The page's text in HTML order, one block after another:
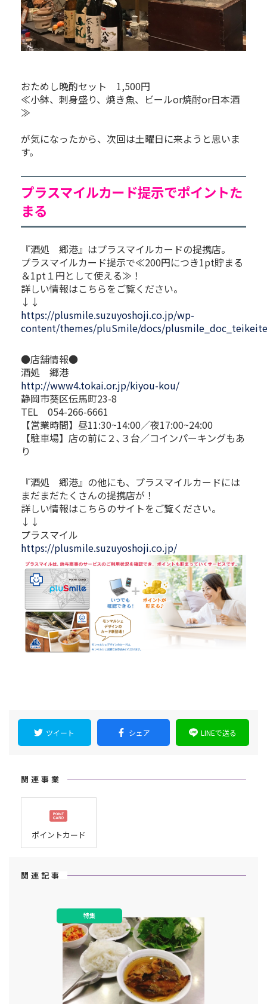
おためし晩酌セット 1,500円
≪小鉢、刺身盛り、焼き魚、ビールor焼酎or日本酒
≫
が気になったから、次回は土曜日に来ようと思いま
す。
プラスマイルカード提示でポイントた
まる
『酒処 郷港』はプラスマイルカードの提携店。
プラスマイルカード提示で≪200円につき1pt貯まる
＆1pt１円として使える≫！
詳しい情報はこちらをご覧ください。
↓↓
https://plusmile.suzuyoshoji.co.jp/wp-
content/themes/pluSmile/docs/
●店舗情報●
酒処 郷港
http://www4.tokai.or.jp/kiyou-kou/
静岡市葵区伝馬町23-8
TEL 054-266-6661
【営業時間】昼11:30~14:00／夜17:00~24:00
【駐車場】店の前に２､３台／コインパーキングもあ
り
『酒処 郷港』の他にも、プラスマイルカードには
まだまだたくさんの提携店が！
詳しい情報はこちらのサイトをご覧ください。
↓↓
プラスマイル
https://plusmile.suzuyoshoji.co.jp/
ツイート シェア LINEで送る
関連事業
ポイントカード
関連記事
特集